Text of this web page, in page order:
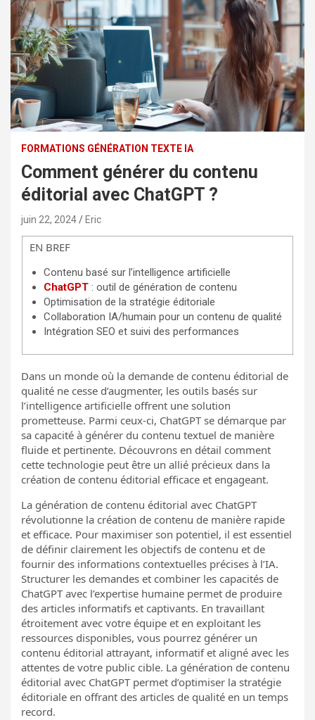
FORMATIONS GÉNÉRATION TEXTE IA
Comment générer du contenu
éditorial avec ChatGPT ?
juin 22, 2024 Eric
EN BREF
Contenu basé sur l’intelligence artificielle
ChatGPT : outil de génération de contenu
Optimisation de la stratégie éditoriale
Collaboration IA/humain pour un contenu de qualité
Intégration SEO et suivi des performances
Dans un monde où la demande de contenu éditorial de
qualité ne cesse d’augmenter, les outils basés sur
l’intelligence artificielle offrent une solution
prometteuse. Parmi ceux-ci, ChatGPT se démarque par
sa capacité à générer du contenu textuel de manière
fluide et pertinente. Découvrons en détail comment
cette technologie peut être un allié précieux dans la
création de contenu éditorial efficace et engageant.
La génération de contenu éditorial avec ChatGPT
révolutionne la création de contenu de manière rapide
et efficace. Pour maximiser son potentiel, il est essentiel
de définir clairement les objectifs de contenu et de
fournir des informations contextuelles précises à l’IA.
Structurer les demandes et combiner les capacités de
ChatGPT avec l’expertise humaine permet de produire
des articles informatifs et captivants. En travaillant
étroitement avec votre équipe et en exploitant les
ressources disponibles, vous pourrez générer un
contenu éditorial attrayant, informatif et aligné avec les
attentes de votre public cible. La génération de contenu
éditorial avec ChatGPT permet d’optimiser la stratégie
éditoriale en offrant des articles de qualité en un temps
record.